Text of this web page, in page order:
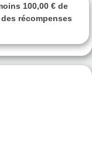
100,00 € de
récompenses